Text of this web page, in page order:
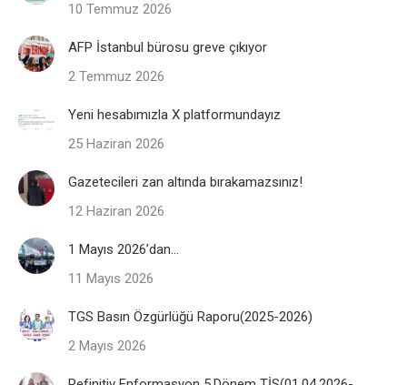
10 Temmuz 2026
AFP İstanbul bürosu greve çıkıyor
2 Temmuz 2026
Yeni hesabımızla X platformundayız
25 Haziran 2026
Gazetecileri zan altında bırakamazsınız!
12 Haziran 2026
1 Mayıs 2026’dan…
11 Mayıs 2026
TGS Basın Özgürlüğü Raporu(2025-2026)
2 Mayıs 2026